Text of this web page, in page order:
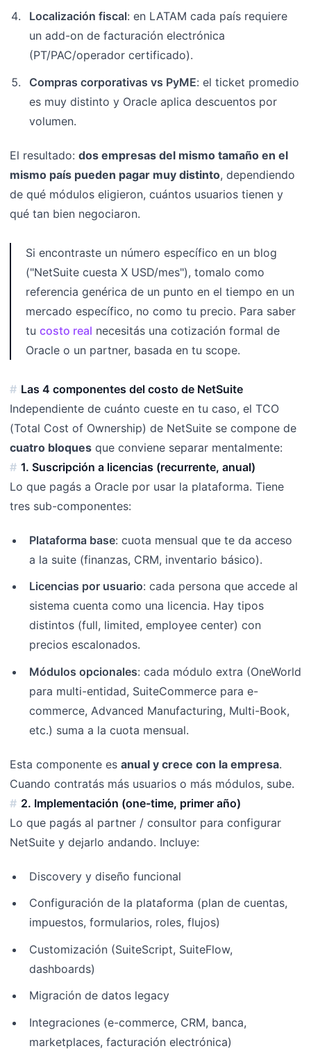
Localización fiscal: en LATAM cada país requiere
un add-on de facturación electrónica
(PT/PAC/operador certificado).
Compras corporativas vs PyME: el ticket promedio
es muy distinto y Oracle aplica descuentos por
volumen.
El resultado: dos empresas del mismo tamaño en el
mismo país pueden pagar muy distinto, dependiendo
de qué módulos eligieron, cuántos usuarios tienen y
qué tan bien negociaron.
Si encontraste un número específico en un blog
("NetSuite cuesta X USD/mes"), tomalo como
referencia genérica de un punto en el tiempo en un
mercado específico, no como tu precio. Para saber
tu costo real necesitás una cotización formal de
Oracle o un partner, basada en tu scope.
Las 4 componentes del costo de NetSuite
Independiente de cuánto cueste en tu caso, el TCO
(Total Cost of Ownership) de NetSuite se compone de
cuatro bloques que conviene separar mentalmente:
1. Suscripción a licencias (recurrente, anual)
Lo que pagás a Oracle por usar la plataforma. Tiene
tres sub-componentes:
Plataforma base: cuota mensual que te da acceso
a la suite (finanzas, CRM, inventario básico).
Licencias por usuario: cada persona que accede al
sistema cuenta como una licencia. Hay tipos
distintos (full, limited, employee center) con
precios escalonados.
Módulos opcionales: cada módulo extra (OneWorld
para multi-entidad, SuiteCommerce para e-
commerce, Advanced Manufacturing, Multi-Book,
etc.) suma a la cuota mensual.
Esta componente es anual y crece con la empresa.
Cuando contratás más usuarios o más módulos, sube.
2. Implementación (one-time, primer año)
Lo que pagás al partner / consultor para configurar
NetSuite y dejarlo andando. Incluye:
Discovery y diseño funcional
Configuración de la plataforma (plan de cuentas,
impuestos, formularios, roles, flujos)
Customización (SuiteScript, SuiteFlow,
dashboards)
Migración de datos legacy
Integraciones (e-commerce, CRM, banca,
marketplaces, facturación electrónica)